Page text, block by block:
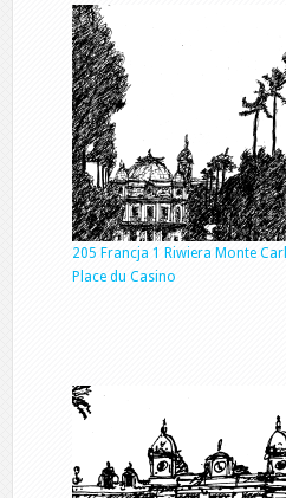
205 Francja 1 Riwiera Monte
Place du Casino